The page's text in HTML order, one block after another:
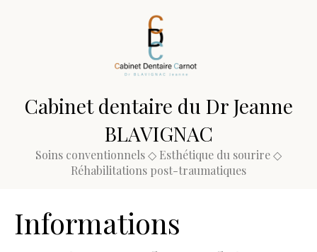
Cabinet dentaire du Dr Jeanne
BLAVIGNAC
Soins conventionnels ◇ Esthétique du sourire ◇
Réhabilitations post-traumatiques
Informations